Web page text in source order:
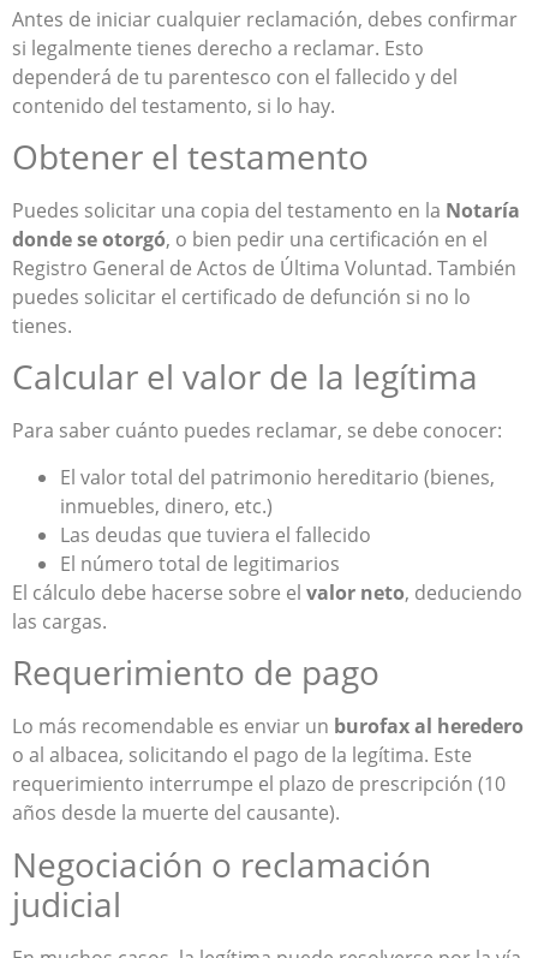
Antes de iniciar cualquier reclamación, debes confirmar
si legalmente tienes derecho a reclamar. Esto
dependerá de tu parentesco con el fallecido y del
contenido del testamento, si lo hay.
Obtener el testamento
Puedes solicitar una copia del testamento en la Notaría
donde se otorgó, o bien pedir una certificación en el
Registro General de Actos de Última Voluntad. También
puedes solicitar el certificado de defunción si no lo
tienes.
Calcular el valor de la legítima
Para saber cuánto puedes reclamar, se debe conocer:
El valor total del patrimonio hereditario (bienes,
inmuebles, dinero, etc.)
Las deudas que tuviera el fallecido
El número total de legitimarios
El cálculo debe hacerse sobre el valor neto, deduciendo
las cargas.
Requerimiento de pago
Lo más recomendable es enviar un burofax al heredero
o al albacea, solicitando el pago de la legítima. Este
requerimiento interrumpe el plazo de prescripción (10
años desde la muerte del causante).
Negociación o reclamación
judicial